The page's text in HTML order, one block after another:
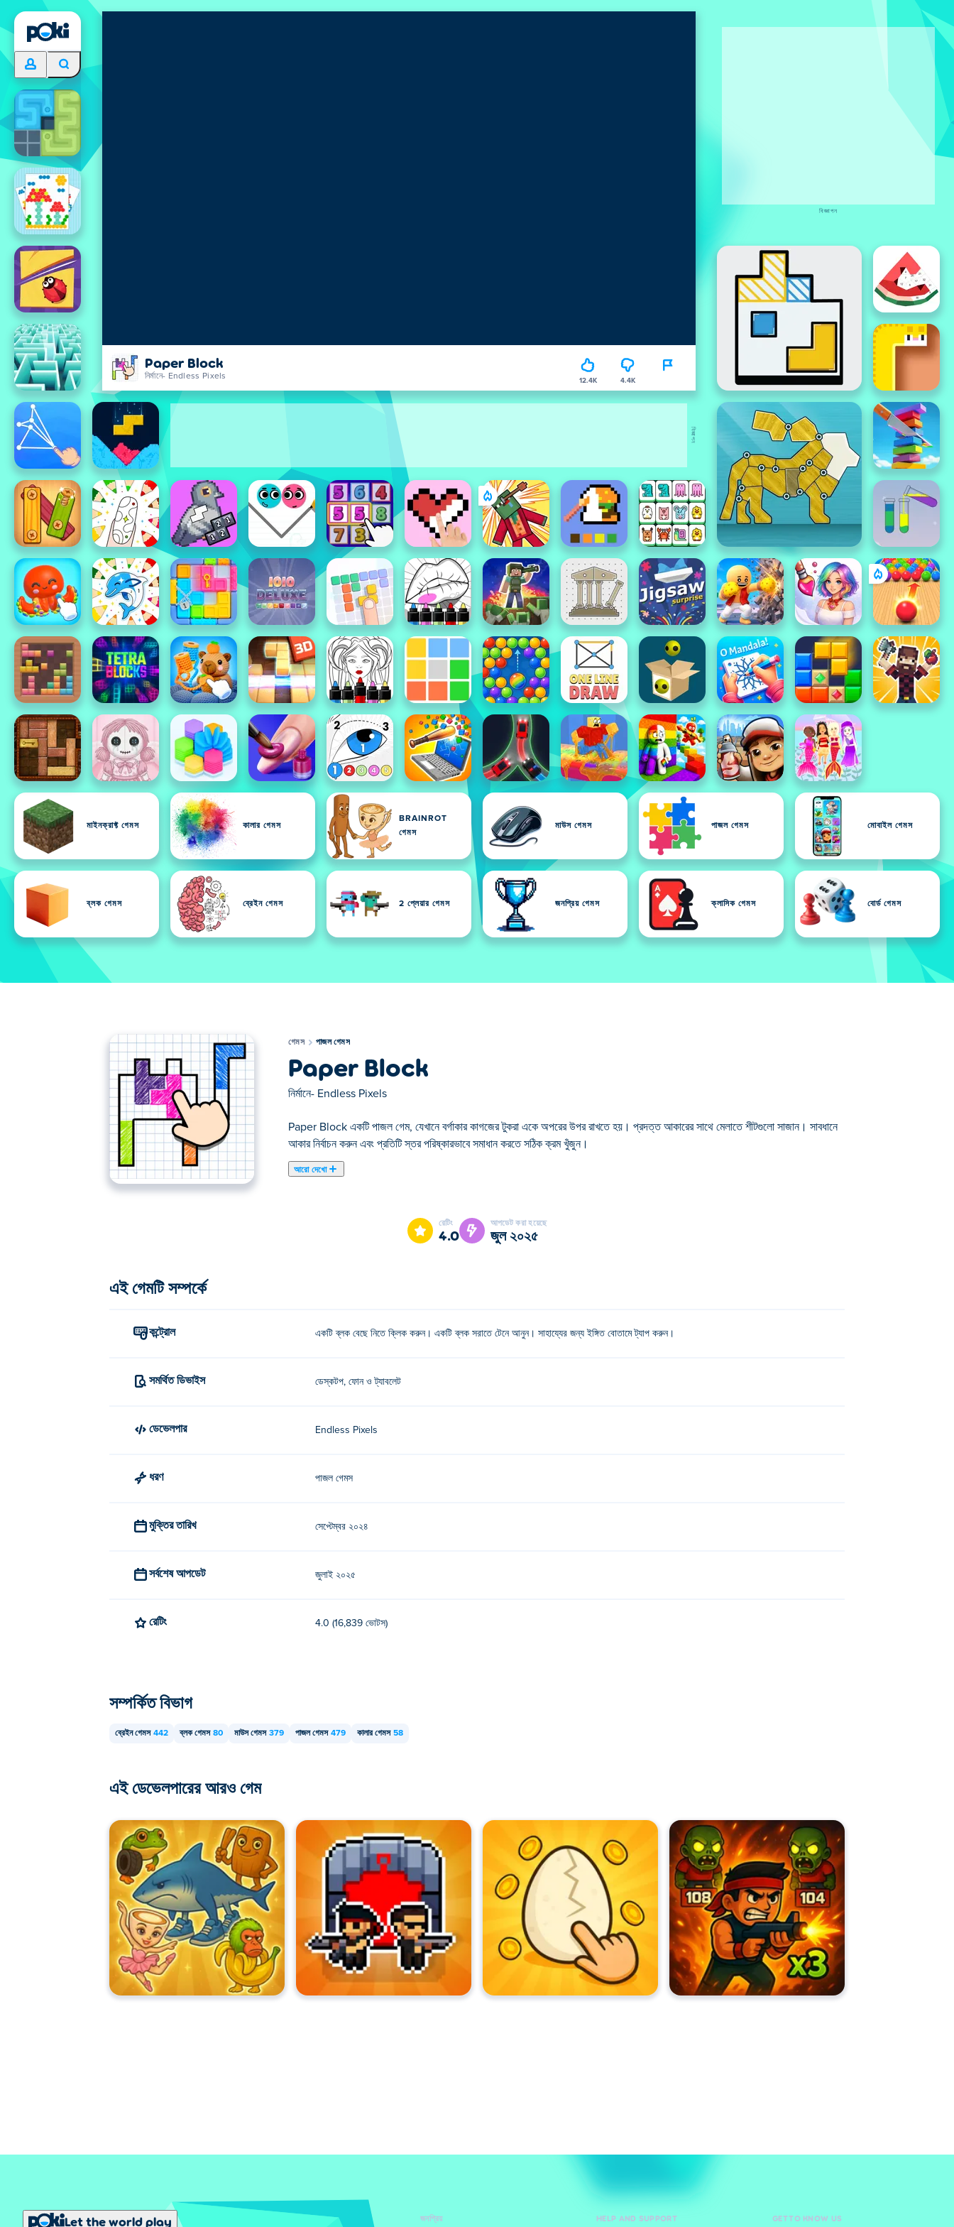
Paper Block
নির্মানে- Endless Pixels 12.4K 4.4K
মাইনক্রাফ্ট গেমস কালার গেমস
BRAINROT
গেমস
মাউস গেমস পাজল গেমস মোবাইল গেমস
ব্লক গেমস ব্রেইন গেমস 2 প্লেয়ার গেমস জনপ্রিয় গেমস ক্লাসিক গেমস বোর্ড গেমস
বিজ্ঞাপন
বিজ্ঞাপন
গেমস পাজল গেমস
Paper Block
নির্মানে- Endless Pixels
Paper Block একটি পাজল গেম, যেখানে বর্গাকার কাগজের টুকরা একে অপরের উপর রাখতে হয়। প্রদত্ত আকারের সাথে মেলাতে শীটগুলো সাজান। সাবধানে
আকার নির্বাচন করুন এবং প্রতিটি স্তর পরিষ্কারভাবে সমাধান করতে সঠিক ক্রম খুঁজুন।
আরো দেখো
পেপার ব্লক একটি মজার চ্যালেঞ্জ অফার করে কারণ আপনাকে ধাঁধা সমাধানের জন্য বিভিন্ন আকারের ব্লক সঠিক জায়গায় রাখতে হবে! প্রতিটি ব্লকের জন্য নিখুঁত ফিট কল্পনা করতে আপনার স্থানিক সচেতনতা
এটি নির্বাচন করতে একটি ব্লকে ক্লিক করুন, তারপর এটিকে চারপাশে সরাতে টেনে আনুন!
আমি কিভাবে বিনামূল্যে পেপার ব্লক খেলতে পারি?
আমি কি মোবাইল ডিভাইস এবং ডেস্কটপে পেপার ব্লক খেলতে পারি?
পেপার ব্লক আপনার কম্পিউটার এবং ফোন এবং ট্যাবলেটের মতো মোবাইল ডিভাইসে চালানো যেতে পারে।
রেটিং
4.0
আপডেট করা হয়েছে
জুল ২০২৫
এই গেমটি সম্পর্কে
কন্ট্রোল একটি ব্লক বেছে নিতে ক্লিক করুন। একটি ব্লক সরাতে টেনে আনুন। সাহায্যের জন্য ইঙ্গিত বোতামে ট্যাপ করুন।
সমর্থিত ডিভাইস ডেস্কটপ, ফোন ও ট্যাবলেট
ডেভেলপার Endless Pixels
ধরণ পাজল গেমস
মুক্তির তারিখ সেপ্টেম্বর ২০২৪
সর্বশেষ আপডেট জুলাই ২০২৫
রেটিং 4.0 (16,839 ভোটস)
সম্পর্কিত বিভাগ
ব্রেইন গেমস 442 ব্লক গেমস 80 মাউস গেমস 379 পাজল গেমস 479 কালার গেমস 58
এই ডেভেলপারের আরও গেম
Let the world play জনপ্রিয় HELP AND SUPPORT GET TO KNOW US